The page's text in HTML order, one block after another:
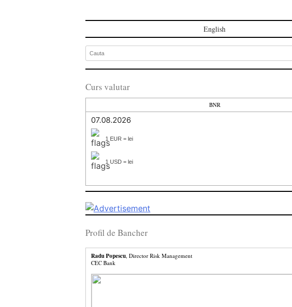
English
Curs valutar
BNR
07.08.2026
1 EUR = lei
1 USD = lei
Profil de Bancher
Radu Popescu, Director Risk Management
CEC Bank